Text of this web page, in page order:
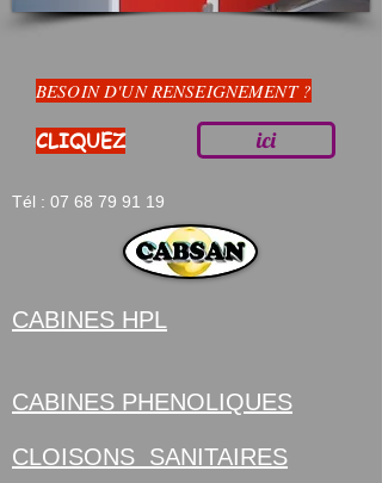
BESOIN D'UN RENSEIGNEMENT ?
CLIQUEZ ici
Tél : 07 68 79 91 19
CABINES HPL
CABINES PHENOLIQUES
CLOISONS SANITAIRES